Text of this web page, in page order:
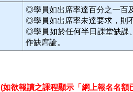
◎學員如出席率達百分之一百
◎學員如出席率未達要求，則
◎學員如於任何半日課堂缺課
作缺席論。
(如欲報讀之課程顯示「網上報名名